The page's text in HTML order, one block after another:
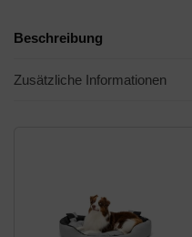
Beschreibung
Zusätzliche Informationen